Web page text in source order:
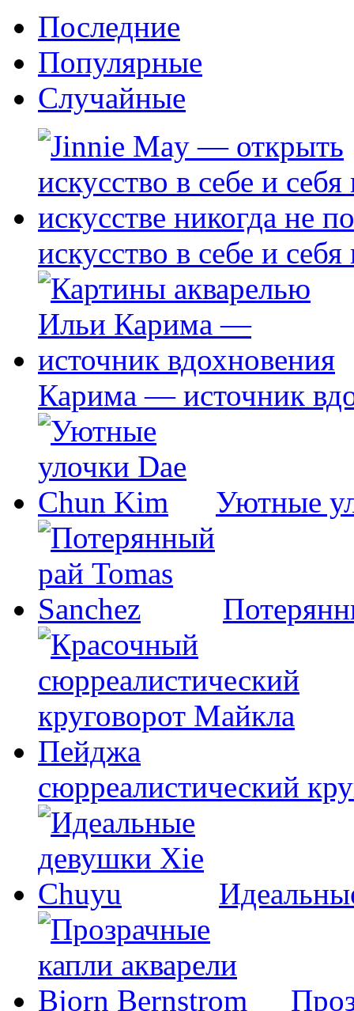
Последние
Популярные
Случайные
искусство в себе и
Карима — источник
Уютные
сюрреалистический